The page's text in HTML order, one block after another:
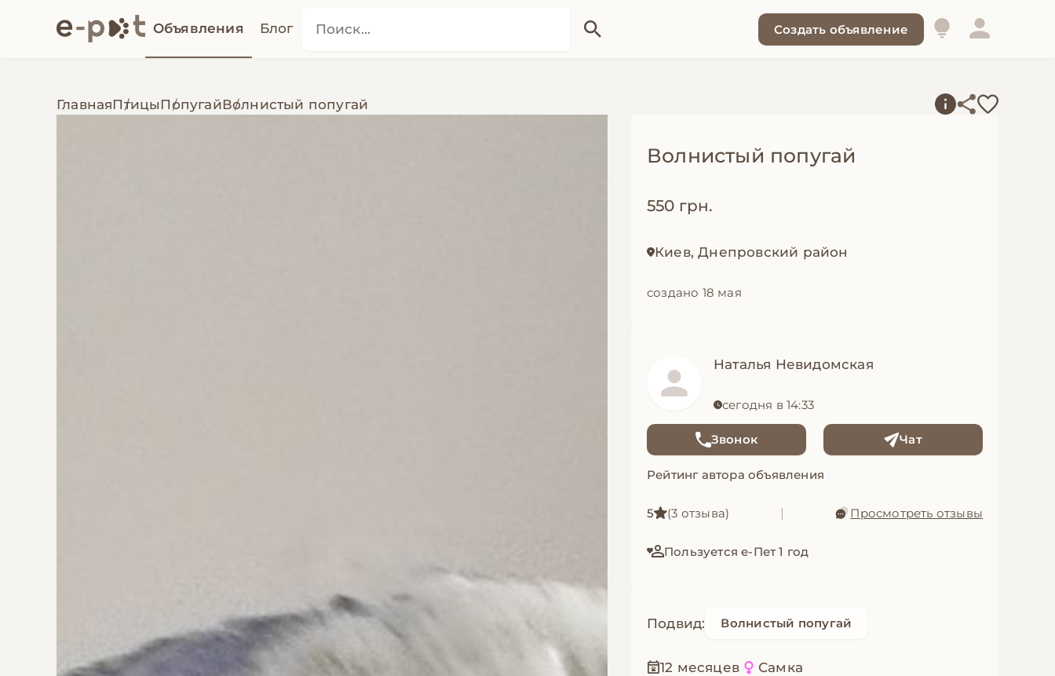
Объявления Блог Создать объявление
ГлавнаяПтицыПопугайВолнистый попугай
Волнистый попугай
550 грн.
Киев, Днепровский район
создано 18 мая
Наталья Невидомская
сегодня в 14:33
Звонок Чат
Рейтинг автора объявления
5 (3 отзыва) | Просмотреть отзывы
Пользуется е-Пет 1 год
Подвид: Волнистый попугай
12 месяцев Самка